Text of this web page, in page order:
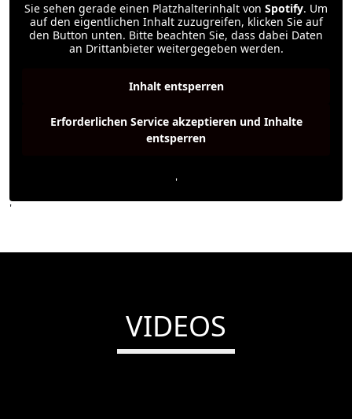
Sie sehen gerade einen Platzhalterinhalt von Spotify. Um
auf den eigentlichen Inhalt zuzugreifen, klicken Sie auf
den Button unten. Bitte beachten Sie, dass dabei Daten
an Drittanbieter weitergegeben werden.
Inhalt entsperren
Erforderlichen Service akzeptieren und Inhalte
entsperren
'
'
VIDEOS